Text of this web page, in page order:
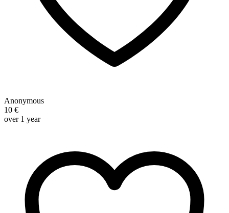
Anonymous
10 €
over 1 year